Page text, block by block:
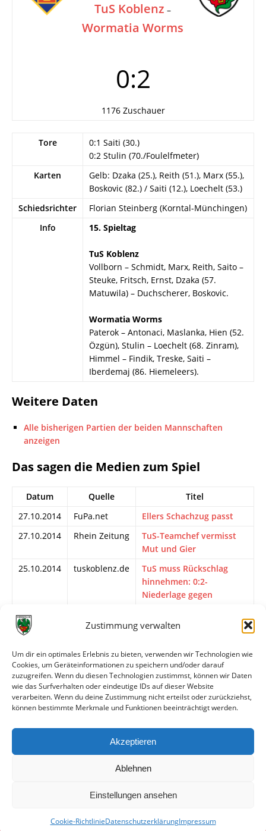
Zustimmung verwalten
Um dir ein optimales Erlebnis zu bieten, verwenden wir Technologien wie
Cookies, um Geräteinformationen zu speichern und/oder darauf
zuzugreifen. Wenn du diesen Technologien zustimmst, können wir Daten
wie das Surfverhalten oder eindeutige IDs auf dieser Website
verarbeiten. Wenn du deine Zustimmung nicht erteilst oder zurückziehst,
können bestimmte Merkmale und Funktionen beeinträchtigt werden.
Akzeptieren
Ablehnen
Einstellungen ansehen
Cookie-RichtlinieDatenschutzerklärungImpressum
TuS Koblenz –
Wormatia Worms
0:2
1176 Zuschauer
Tore
0:1 Saiti (30.)
0:2 Stulin (70./Foulelfmeter)
Karten
Gelb: Dzaka (25.), Reith (51.), Marx (55.),
Boskovic (82.) / Saiti (12.), Loechelt (53.)
Schiedsrichter
Florian Steinberg (Korntal-Münchingen)
Info
15. Spieltag
TuS Koblenz
Vollborn – Schmidt, Marx, Reith, Saito –
Steuke, Fritsch, Ernst, Dzaka (57.
Matuwila) – Duchscherer, Boskovic.
Wormatia Worms
Paterok – Antonaci, Maslanka, Hien (52.
Özgün), Stulin – Loechelt (68. Zinram),
Himmel – Findik, Treske, Saiti –
Iberdemaj (86. Hiemeleers).
Weitere Daten
Alle bisherigen Partien der beiden Mannschaften
anzeigen
Das sagen die Medien zum Spiel
Datum Quelle
Titel
27.10.2014
FuPa.net
Ellers Schachzug passt
27.10.2014
Rhein Zeitung
TuS-Teamchef vermisst
Mut und Gier
25.10.2014
tuskoblenz.de
TuS muss Rückschlag
hinnehmen: 0:2-
Niederlage gegen
25.10.2014
wormatia.de
Negativtrend gestoppt /
24.10.2014
Rhein Zeitung
TuS verpasst den
"historischen" Dreierpack
24.10.2014
FuPa.net
Wormatia gelingt
verdienter 2:0-
Rhein Zeitung
TuS Koblenz kann jetzt
© VfR Wormatia Worms